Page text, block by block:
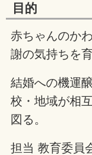
目的
赤ちゃんのか
謝の気持ちを育
結婚への機運
校・地域が相
図る。
担当 教育委員